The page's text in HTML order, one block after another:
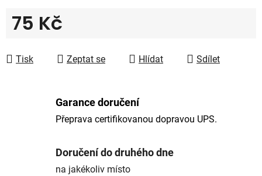
75 Kč
Tisk
Zeptat se Hlídat Sdílet
Garance doručení
Přeprava certifikovanou dopravou UPS.
Doručení do druhého dne
na jakékoliv místo